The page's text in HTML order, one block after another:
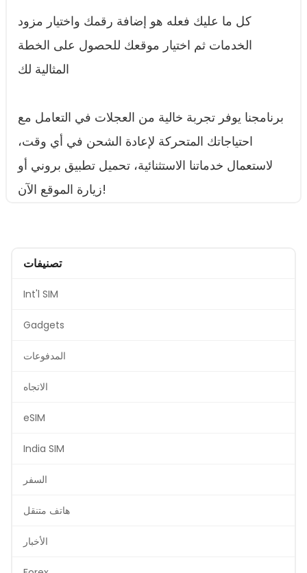
كل ما عليك فعله هو إضافة رقمك واختيار مزود
الخدمات ثم اختيار موقعك للحصول على الخطة
المثالية لك
برنامجنا يوفر تجربة خالية من العجلات في التعامل مع
احتياجاتك المتحركة لإعادة الشحن في أي وقت،
لاستعمال خدماتنا الاستثنائية، تحميل تطبيق بروني أو
زيارة الموقع الآن!
تصنيفات
Int'l SIM
Gadgets
المدفوعات
الاتجاه
eSIM
India SIM
السفر
هاتف متنقل
الأخبار